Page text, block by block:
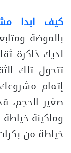
كيف ابدا
بالموضة
لديك ذاكرة
تتحول تلك
إتمام
صغير الحجم،
وماكينة
خياطة من